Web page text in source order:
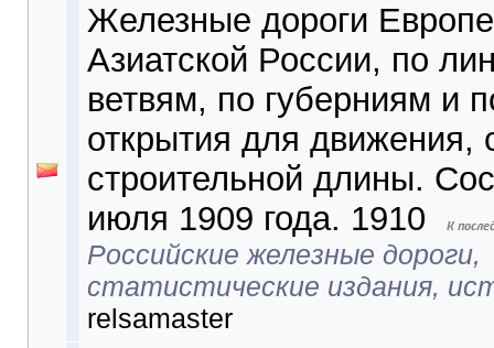
Железные дороги
Азиатской России, по
ветвям, по губерниям и
открытия для движения,
строительной длины.
июля 1909 года. 1910
Российские железные дороги,
статистические издания,
relsamaster